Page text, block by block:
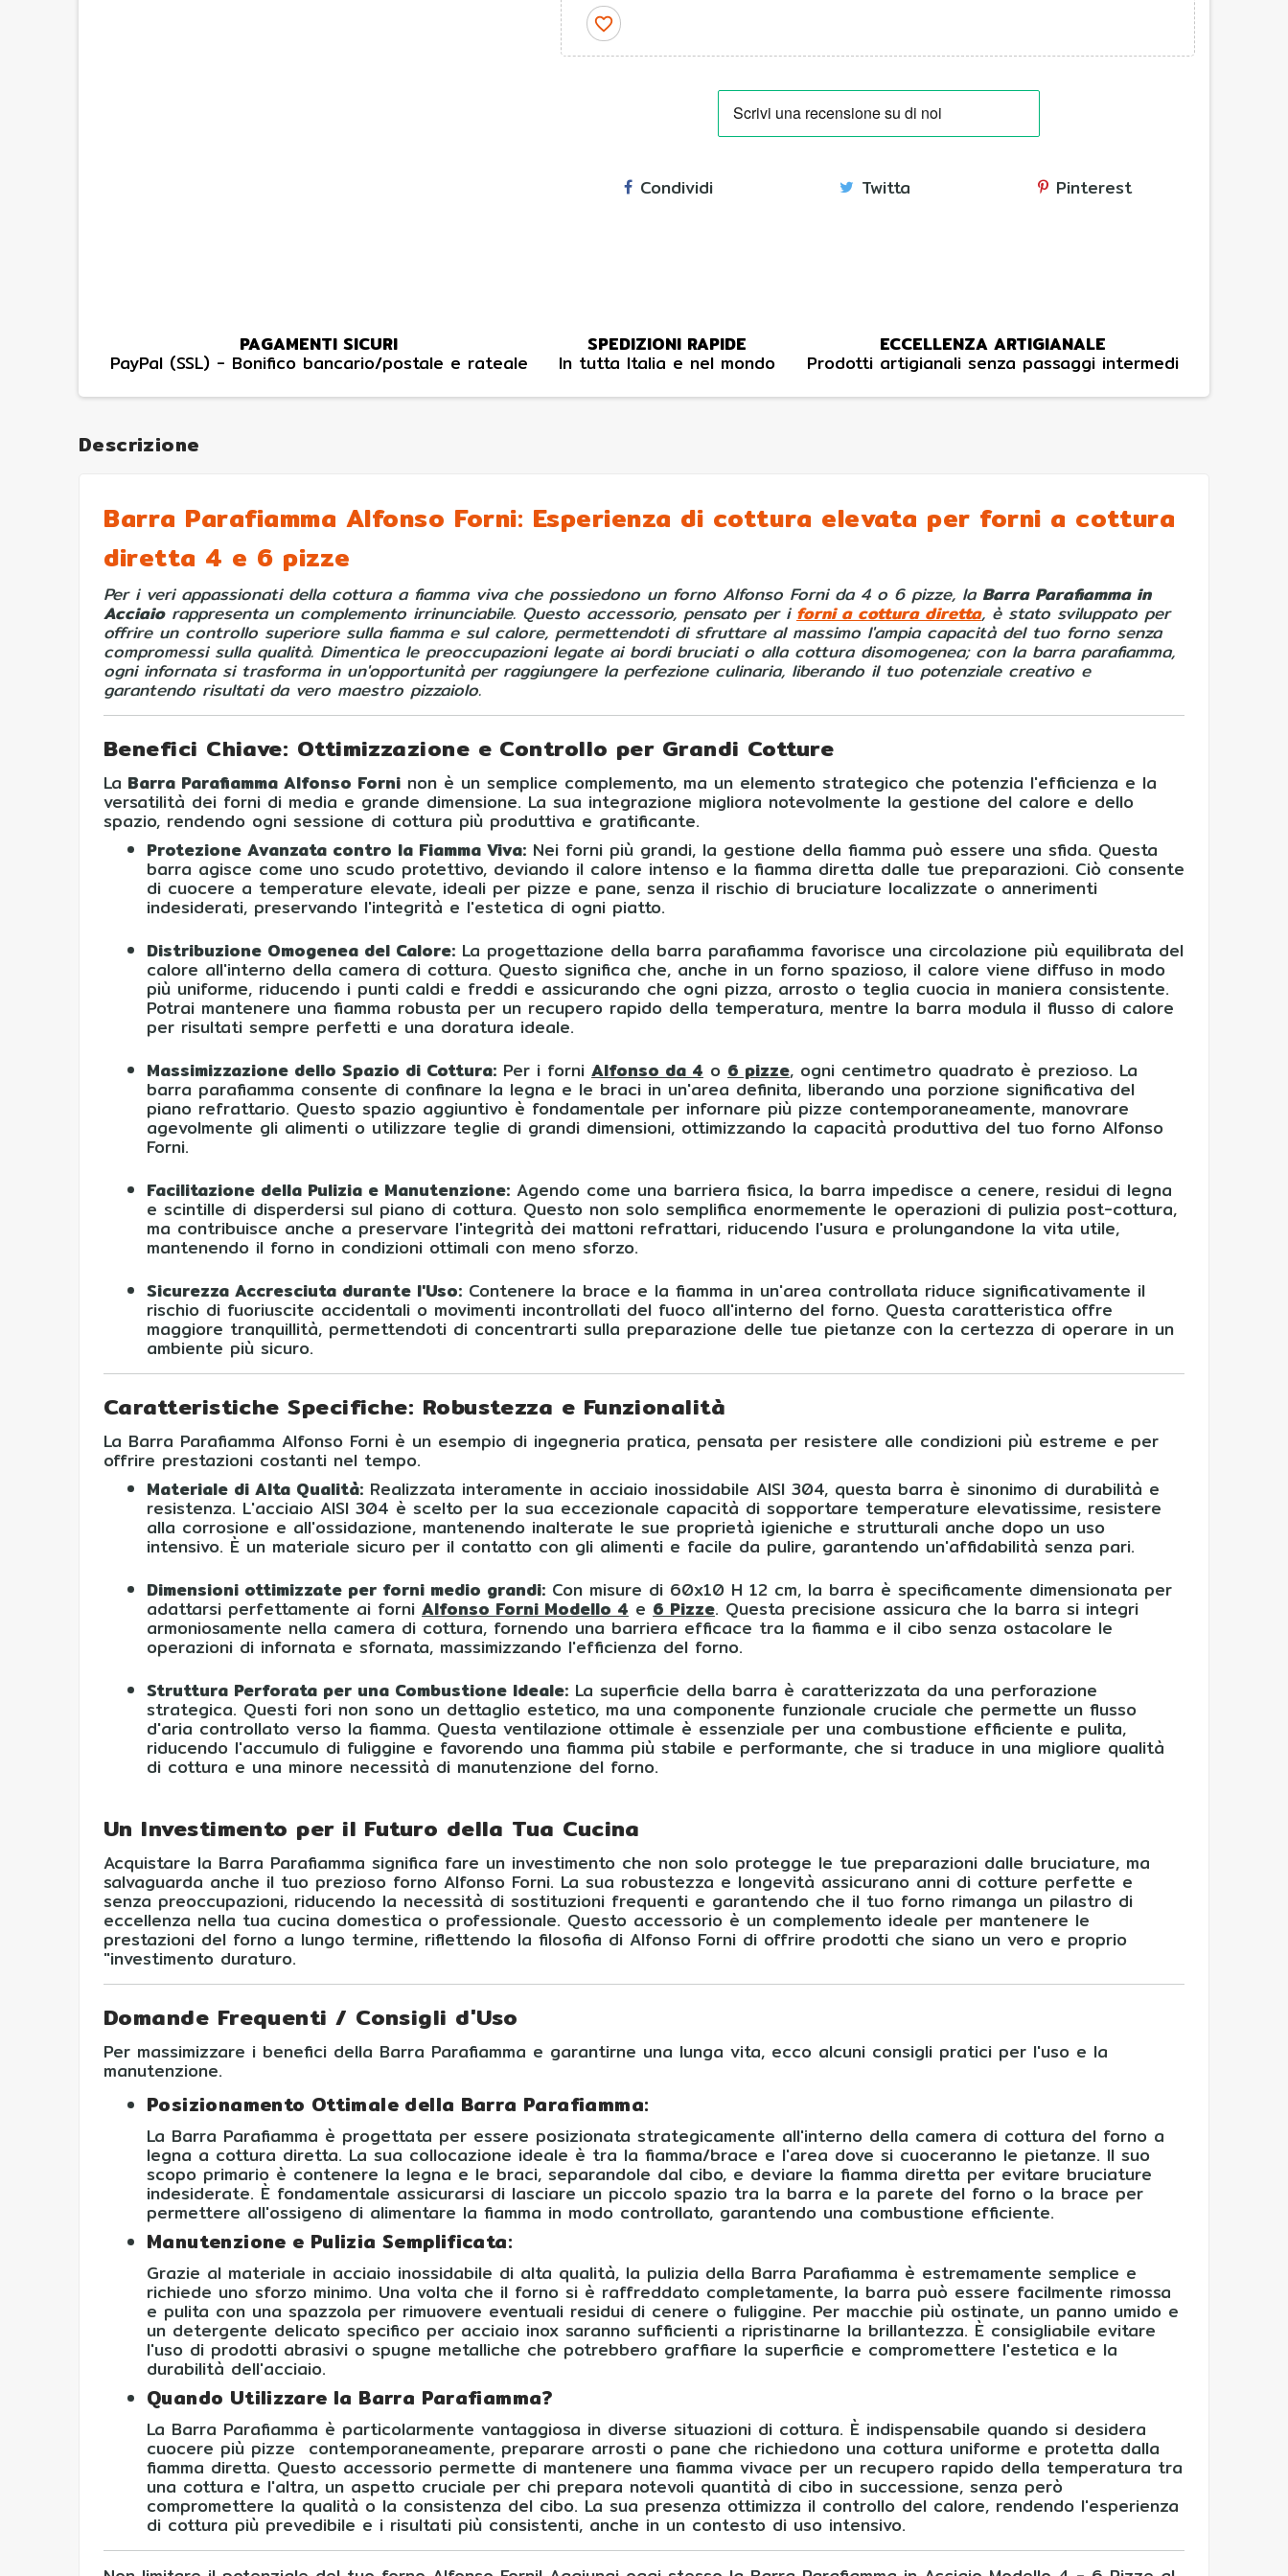
favorite_border
Condividi Twitta Pinterest
PAGAMENTI SICURI
PayPal (SSL) - Bonifico bancario/postale e rateale
SPEDIZIONI RAPIDE
In tutta Italia e nel mondo
ECCELLENZA ARTIGIANALE
Prodotti artigianali senza passaggi intermedi
Descrizione
Barra Parafiamma Alfonso Forni: Esperienza di cottura elevata per forni a cottura
diretta 4 e 6 pizze
Per i veri appassionati della cottura a fiamma viva che possiedono un forno Alfonso Forni da 4 o 6 pizze, la Barra Parafiamma in
Acciaiorappresenta un complemento irrinunciabile. Questo accessorio, pensato per i forni a cottura diretta, è stato sviluppato per
offrire un controllo superiore sulla fiamma e sul calore, permettendoti di sfruttare al massimo l'ampia capacità del tuo forno senza
compromessi sulla qualità. Dimentica le preoccupazioni legate ai bordi bruciati o alla cottura disomogenea; con la barra parafiamma,
ogni infornata si trasforma in un'opportunità per raggiungere la perfezione culinaria, liberando il tuo potenziale creativo e
garantendo risultati da vero maestro pizzaiolo.
Benefici Chiave: Ottimizzazione e Controllo per Grandi Cotture
La Barra Parafiamma Alfonso Forni non è un semplice complemento, ma un elemento strategico che potenzia l'efficienza e la
versatilità dei forni di media e grande dimensione. La sua integrazione migliora notevolmente la gestione del calore e dello
spazio, rendendo ogni sessione di cottura più produttiva e gratificante.
Protezione Avanzata contro la Fiamma Viva: Nei forni più grandi, la gestione della fiamma può essere una sfida. Questa
barra agisce come uno scudo protettivo, deviando il calore intenso e la fiamma diretta dalle tue preparazioni. Ciò consente
di cuocere a temperature elevate, ideali per pizze e pane, senza il rischio di bruciature localizzate o annerimenti
indesiderati, preservando l'integrità e l'estetica di ogni piatto.
Distribuzione Omogenea del Calore: La progettazione della barra parafiamma favorisce una circolazione più equilibrata del
calore all'interno della camera di cottura. Questo significa che, anche in un forno spazioso, il calore viene diffuso in modo
più uniforme, riducendo i punti caldi e freddi e assicurando che ogni pizza, arrosto o teglia cuocia in maniera consistente.
Potrai mantenere una fiamma robusta per un recupero rapido della temperatura, mentre la barra modula il flusso di calore
per risultati sempre perfetti e una doratura ideale.
Massimizzazione dello Spazio di Cottura: Per i forni Alfonso da 4 o 6 pizze, ogni centimetro quadrato è prezioso. La
barra parafiamma consente di confinare la legna e le braci in un'area definita, liberando una porzione significativa del
piano refrattario. Questo spazio aggiuntivo è fondamentale per infornare più pizze contemporaneamente, manovrare
agevolmente gli alimenti o utilizzare teglie di grandi dimensioni, ottimizzando la capacità produttiva del tuo forno Alfonso
Forni.
Facilitazione della Pulizia e Manutenzione: Agendo come una barriera fisica, la barra impedisce a cenere, residui di legna
e scintille di disperdersi sul piano di cottura. Questo non solo semplifica enormemente le operazioni di pulizia post-cottura,
ma contribuisce anche a preservare l'integrità dei mattoni refrattari, riducendo l'usura e prolungandone la vita utile,
mantenendo il forno in condizioni ottimali con meno sforzo.
Sicurezza Accresciuta durante l'Uso: Contenere la brace e la fiamma in un'area controllata riduce significativamente il
rischio di fuoriuscite accidentali o movimenti incontrollati del fuoco all'interno del forno. Questa caratteristica offre
maggiore tranquillità, permettendoti di concentrarti sulla preparazione delle tue pietanze con la certezza di operare in un
ambiente più sicuro.
Caratteristiche Specifiche: Robustezza e Funzionalità
La Barra Parafiamma Alfonso Forni è un esempio di ingegneria pratica, pensata per resistere alle condizioni più estreme e per
offrire prestazioni costanti nel tempo.
Materiale di Alta Qualità: Realizzata interamente in acciaio inossidabile AISI 304, questa barra è sinonimo di durabilità e
resistenza. L'acciaio AISI 304 è scelto per la sua eccezionale capacità di sopportare temperature elevatissime, resistere
alla corrosione e all'ossidazione, mantenendo inalterate le sue proprietà igieniche e strutturali anche dopo un uso
intensivo. È un materiale sicuro per il contatto con gli alimenti e facile da pulire, garantendo un'affidabilità senza pari.
Dimensioni ottimizzate per forni medio grandi: Con misure di 60x10 H 12 cm, la barra è specificamente dimensionata per
adattarsi perfettamente ai forni Alfonso Forni Modello 4 e 6 Pizze. Questa precisione assicura che la barra si integri
armoniosamente nella camera di cottura, fornendo una barriera efficace tra la fiamma e il cibo senza ostacolare le
operazioni di infornata e sfornata, massimizzando l'efficienza del forno.
Struttura Perforata per una Combustione Ideale: La superficie della barra è caratterizzata da una perforazione
strategica. Questi fori non sono un dettaglio estetico, ma una componente funzionale cruciale che permette un flusso
d'aria controllato verso la fiamma. Questa ventilazione ottimale è essenziale per una combustione efficiente e pulita,
riducendo l'accumulo di fuliggine e favorendo una fiamma più stabile e performante, che si traduce in una migliore qualità
di cottura e una minore necessità di manutenzione del forno.
Un Investimento per il Futuro della Tua Cucina
Acquistare la Barra Parafiamma significa fare un investimento che non solo protegge le tue preparazioni dalle bruciature, ma
salvaguarda anche il tuo prezioso forno Alfonso Forni. La sua robustezza e longevità assicurano anni di cotture perfette e
senza preoccupazioni, riducendo la necessità di sostituzioni frequenti e garantendo che il tuo forno rimanga un pilastro di
eccellenza nella tua cucina domestica o professionale. Questo accessorio è un complemento ideale per mantenere le
prestazioni del forno a lungo termine, riflettendo la filosofia di Alfonso Forni di offrire prodotti che siano un vero e proprio
"investimento duraturo.
Domande Frequenti / Consigli d'Uso
Per massimizzare i benefici della Barra Parafiamma e garantirne una lunga vita, ecco alcuni consigli pratici per l'uso e la
manutenzione.
Posizionamento Ottimale della Barra Parafiamma:
La Barra Parafiamma è progettata per essere posizionata strategicamente all'interno della camera di cottura del forno a
legna a cottura diretta. La sua collocazione ideale è tra la fiamma/brace e l'area dove si cuoceranno le pietanze. Il suo
scopo primario è contenere la legna e le braci, separandole dal cibo, e deviare la fiamma diretta per evitare bruciature
indesiderate. È fondamentale assicurarsi di lasciare un piccolo spazio tra la barra e la parete del forno o la brace per
permettere all'ossigeno di alimentare la fiamma in modo controllato, garantendo una combustione efficiente.
Manutenzione e Pulizia Semplificata:
Grazie al materiale in acciaio inossidabile di alta qualità, la pulizia della Barra Parafiamma è estremamente semplice e
richiede uno sforzo minimo. Una volta che il forno si è raffreddato completamente, la barra può essere facilmente rimossa
e pulita con una spazzola per rimuovere eventuali residui di cenere o fuliggine. Per macchie più ostinate, un panno umido e
un detergente delicato specifico per acciaio inox saranno sufficienti a ripristinarne la brillantezza. È consigliabile evitare
l'uso di prodotti abrasivi o spugne metalliche che potrebbero graffiare la superficie e compromettere l'estetica e la
durabilità dell'acciaio.
Quando Utilizzare la Barra Parafiamma?
La Barra Parafiamma è particolarmente vantaggiosa in diverse situazioni di cottura. È indispensabile quando si desidera
cuocere più pizze contemporaneamente, preparare arrosti o pane che richiedono una cottura uniforme e protetta dalla
fiamma diretta. Questo accessorio permette di mantenere una fiamma vivace per un recupero rapido della temperatura tra
una cottura e l'altra, un aspetto cruciale per chi prepara notevoli quantità di cibo in successione, senza però
compromettere la qualità o la consistenza del cibo. La sua presenza ottimizza il controllo del calore, rendendo l'esperienza
di cottura più prevedibile e i risultati più consistenti, anche in un contesto di uso intensivo.